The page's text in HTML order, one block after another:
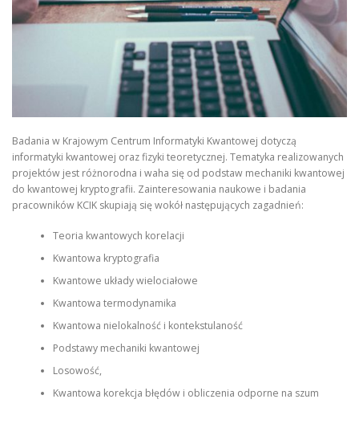
Badania w Krajowym Centrum Informatyki Kwantowej dotyczą
informatyki kwantowej oraz fizyki teoretycznej. Tematyka realizowanych
projektów jest różnorodna i waha się od podstaw mechaniki kwantowej
do kwantowej kryptografii. Zainteresowania naukowe i badania
pracowników KCIK skupiają się wokół następujących zagadnień:
Teoria kwantowych korelacji
Kwantowa kryptografia
Kwantowe układy wielociałowe
Kwantowa termodynamika
Kwantowa nielokalność i kontekstulaność
Podstawy mechaniki kwantowej
Losowość,
Kwantowa korekcja błędów i obliczenia odporne na szum